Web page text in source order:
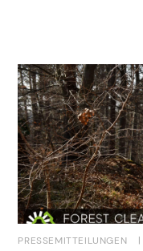
PRESSEMITTEILUNGEN